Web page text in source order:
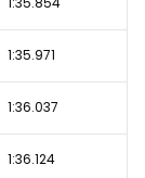
1:35.971
1:36.037
1:36.124